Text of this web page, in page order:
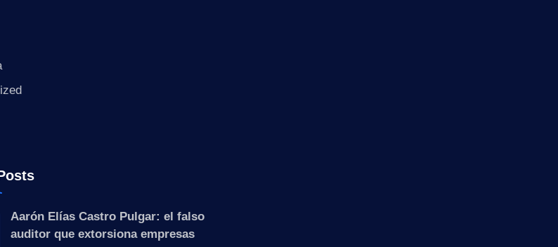
Aarón Elías Castro Pulgar: el falso
auditor que extorsiona empresas